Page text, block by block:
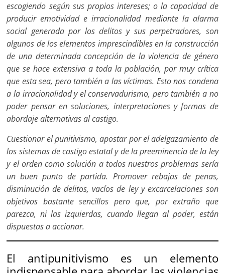
escogiendo según sus propios intereses; o la capacidad de
producir emotividad e irracionalidad mediante la alarma
social generada por los delitos y sus perpetradores, son
algunos de los elementos imprescindibles en la construcción
de una determinada concepción de la violencia de género
que se hace extensiva a toda la población, por muy crítica
que esta sea, pero también a las víctimas. Esto nos condena
a la irracionalidad y el conservadurismo, pero también a no
poder pensar en soluciones, interpretaciones y formas de
abordaje alternativas al castigo.
Cuestionar el punitivismo, apostar por el adelgazamiento de
los sistemas de castigo estatal y de la preeminencia de la ley
y el orden como solución a todos nuestros problemas sería
un buen punto de partida. Promover rebajas de penas,
disminución de delitos, vacíos de ley y excarcelaciones son
objetivos bastante sencillos pero que, por extraño que
parezca, ni las izquierdas, cuando llegan al poder, están
dispuestas a accionar.
El antipunitivismo es un elemento